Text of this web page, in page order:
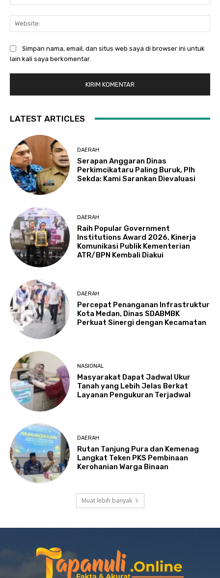
Simpan nama, email, dan situs web saya di browser ini untuk
lain kali saya berkomentar.
LATEST ARTICLES
DAERAH
Serapan Anggaran Dinas
Perkimcikataru Paling Buruk, Plh
Sekda: Kami Sarankan Dievaluasi
DAERAH
Raih Popular Government
Institutions Award 2026, Kinerja
Komunikasi Publik Kementerian
ATR/BPN Kembali Diakui
DAERAH
Percepat Penanganan Infrastruktur
Kota Medan, Dinas SDABMBK
Perkuat Sinergi dengan Kecamatan
NASIONAL
Masyarakat Dapat Jadwal Ukur
Tanah yang Lebih Jelas Berkat
Layanan Pengukuran Terjadwal
DAERAH
Rutan Tanjung Pura dan Kemenag
Langkat Teken PKS Pembinaan
Kerohanian Warga Binaan
Muat lebih banyak